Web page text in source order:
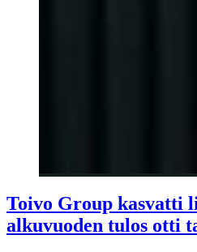
Toivo Group kasvatti
alkuvuoden tulos otti